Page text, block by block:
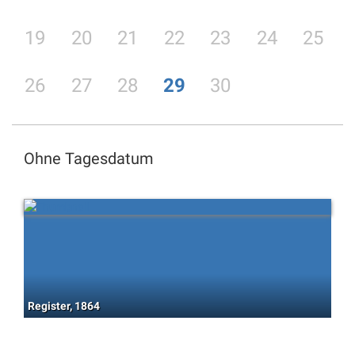
19 20 21 22 23 24 25
26 27 28 29 30
Ohne Tagesdatum
Register, 1864